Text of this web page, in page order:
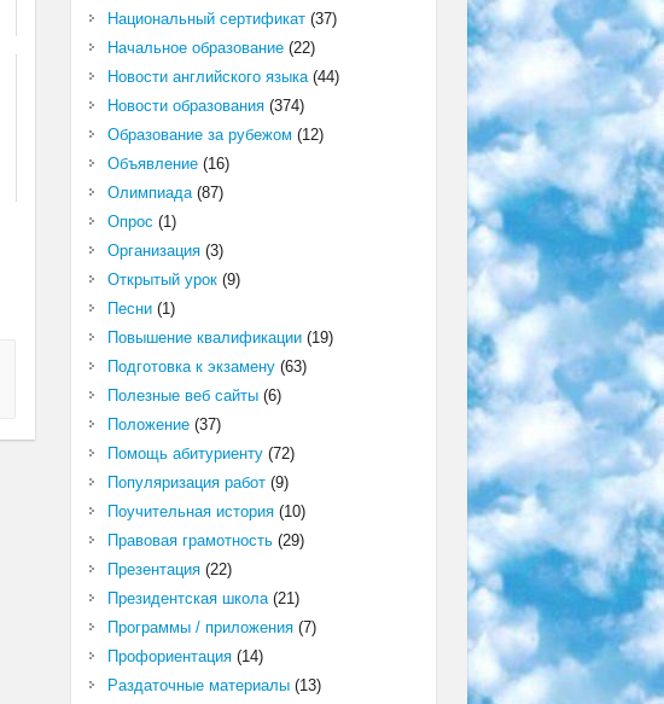
Национальный сертификат(37)
Начальное образование(22)
Новости английского языка(44)
Новости образования(374)
Образование за рубежом (12)
Объявление(16)
Олимпиада(87)
Опрос (1)
Организация(3)
Открытый урок(9)
Песни(1)
Повышение квалификации(19)
Подготовка к экзамену(63)
Полезные веб сайты(6)
Положение(37)
Помощь абитуриенту(72)
Популяризация работ(9)
Поучительная история(10)
Правовая грамотность(29)
Презентация(22)
Президентская школа(21)
Программы / приложения(7)
Профориентация(14)
Раздаточные материалы(13)